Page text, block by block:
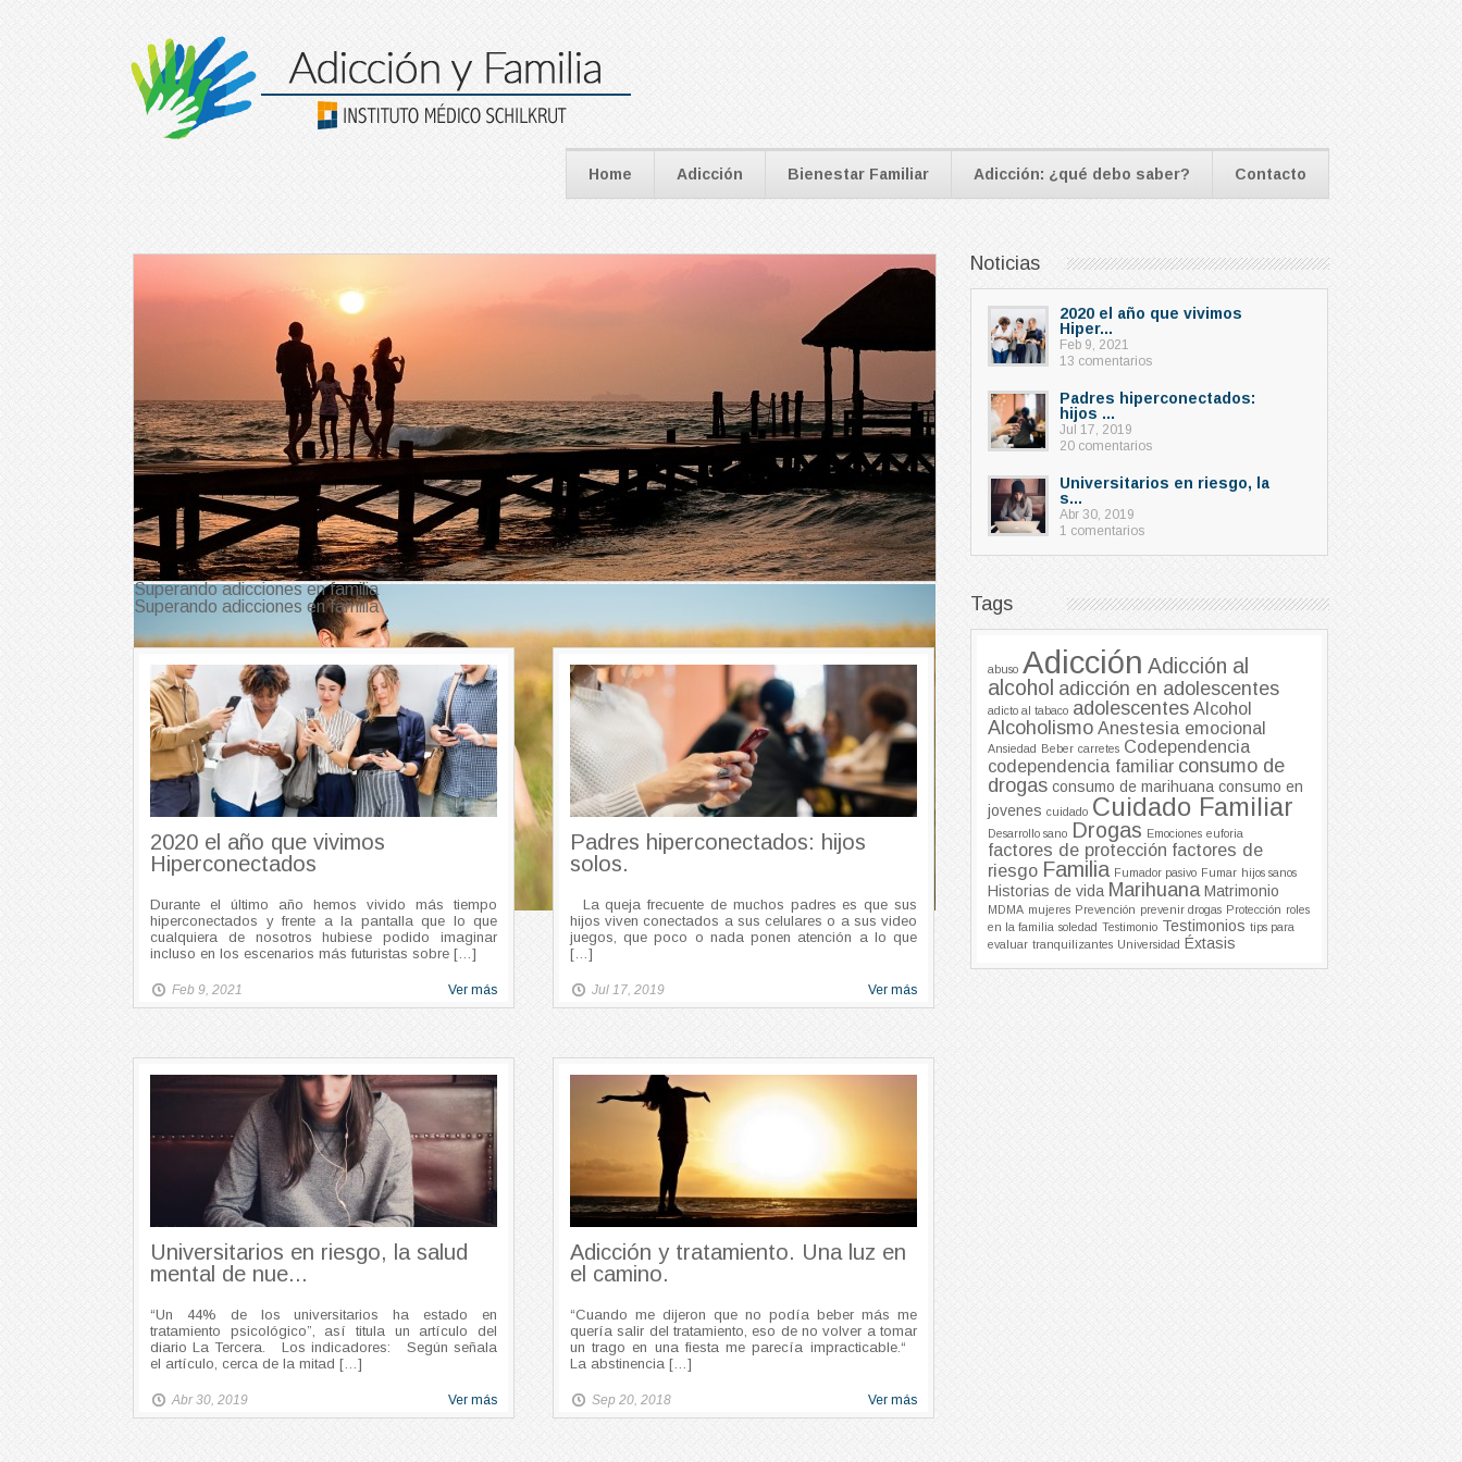
Contacto
Adicción: ¿qué debo saber?
Bienestar Familiar
Adicción
Home
Superando adicciones en familia
Superando adicciones en familia
2020 el año que vivimos
Hiperconectados
Durante el último año hemos vivido más tiempo
hiperconectados y frente a la pantalla que lo que
cualquiera de nosotros hubiese podido imaginar
incluso en los escenarios más futuristas sobre […]
Feb 9, 2021 Ver más
Padres hiperconectados: hijos
solos.
La queja frecuente de muchos padres es que sus
hijos viven conectados a sus celulares o a sus video
juegos, que poco o nada ponen atención a lo que
[…]
Jul 17, 2019 Ver más
Universitarios en riesgo, la salud
mental de nue...
“Un 44% de los universitarios ha estado en
tratamiento psicológico”, así titula un artículo del
diario La Tercera. Los indicadores: Según señala
el artículo, cerca de la mitad […]
Abr 30, 2019 Ver más
Adicción y tratamiento. Una luz en
el camino.
“Cuando me dijeron que no podía beber más me
quería salir del tratamiento, eso de no volver a tomar
un trago en una fiesta me parecía impracticable.“
La abstinencia […]
Sep 20, 2018 Ver más
Noticias
2020 el año que vivimos
Hiper...
Feb 9, 2021
13 comentarios
Padres hiperconectados:
hijos ...
Jul 17, 2019
20 comentarios
Universitarios en riesgo, la
s...
Abr 30, 2019
1 comentarios
Tags
abuso Adicción Adicción al
alcohol adicción en adolescentes
adicto al tabaco adolescentes Alcohol
Alcoholismo Anestesia emocional
Ansiedad Beber carretes Codependencia
codependencia familiar consumo de
drogas consumo de marihuana consumo en
jovenes cuidado Cuidado Familiar
Desarrollo sano Drogas Emociones euforia
factores de protección factores de
riesgo Familia Fumador pasivo Fumar hijos sanos
Historias de vida Marihuana Matrimonio
MDMA mujeres Prevención prevenir drogas Protección roles
en la familia soledad Testimonio Testimonios tips para
evaluar tranquilizantes Universidad Éxtasis